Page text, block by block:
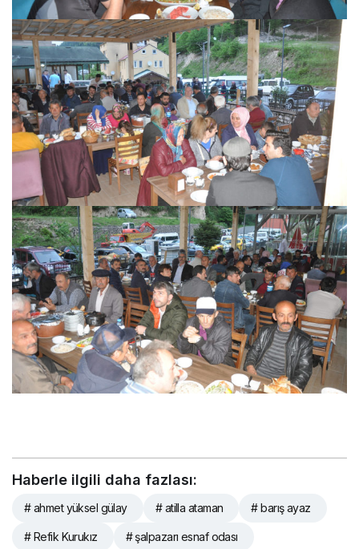
Haberle ilgili daha fazlası:
# ahmet yüksel gülay # atilla ataman # barış ayaz
# Refik Kurukız # şalpazarı esnaf odası